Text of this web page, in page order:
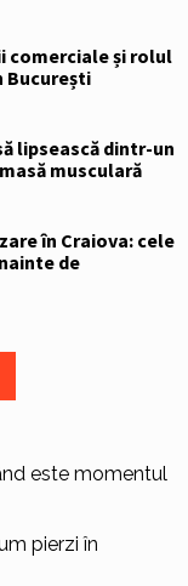
comerciale și rolul
București
lipsească dintr-un
musculară
în Craiova: cele
de
este momentul
pierzi în